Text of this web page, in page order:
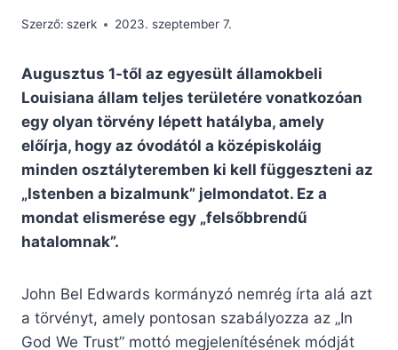
Szerző: szerk 2023. szeptember 7.
Augusztus 1-től az egyesült államokbeli
Louisiana állam teljes területére vonatkozóan
egy olyan törvény lépett hatályba, amely
előírja, hogy az óvodától a középiskoláig
minden osztályteremben ki kell függeszteni az
„Istenben a bizalmunk” jelmondatot. Ez a
mondat elismerése egy „felsőbbrendű
hatalomnak”.
John Bel Edwards kormányzó nemrég írta alá azt
a törvényt, amely pontosan szabályozza az „In
God We Trust” mottó megjelenítésének módját